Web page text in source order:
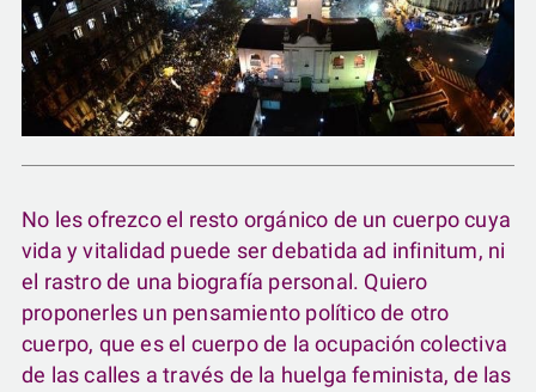
No les ofrezco el resto orgánico de un cuerpo cuya
vida y vitalidad puede ser debatida ad infinitum, ni
el rastro de una biografía personal. Quiero
proponerles un pensamiento político de otro
cuerpo, que es el cuerpo de la ocupación colectiva
de las calles a través de la huelga feminista, de las